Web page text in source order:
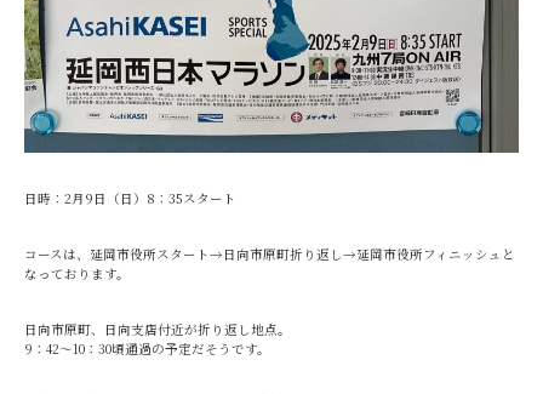
日時：2月9日（日）8：35スタート
コースは、延岡市役所スタート→日向市原町折り返し→延岡市役所フィニッシュと
なっております。
日向市原町、日向支店付近が折り返し地点。
9：42～10：30頃通過の予定だそうです。